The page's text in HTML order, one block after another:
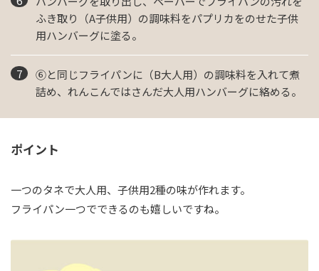
ふき取り（A子供用）の調味料をパプリカをのせた子供
用ハンバーグに塗る。
⑥と同じフライパンに（B大人用）の調味料を入れて煮
詰め、れんこんではさんだ大人用ハンバーグに絡める。
ポイント
一つのタネで大人用、子供用2種の味が作れます。
フライパン一つでできるのも嬉しいですね。